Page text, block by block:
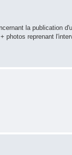
la publication
photos reprenant